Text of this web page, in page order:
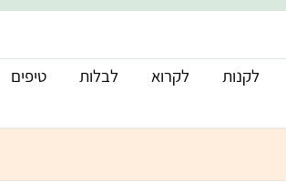
לקנות לקרוא לבלות טיפים